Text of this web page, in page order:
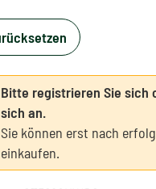
Bitte registrieren Sie sich
sich an.
Sie können erst nach
einkaufen.